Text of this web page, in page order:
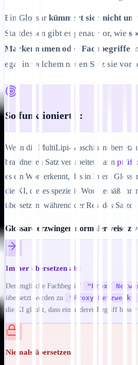
Ein Glossar kümmert sich nicht um
Stattdessen gibt es genau vor, wie
Markennamen oder Fachbegriffe
egal in welchem neuen Satz sie
So funktioniert's:
Wenn die MultiLipi-
brandneuen Satz verarbeitet, dann prüft
es ein Wort erkennt, das in Ihrem
die KI, dieses spezielle Wort gemäß
übersetzen, während der Rest des
Glossare erzwingen normalerweise
Immer übersetzen als:
Der englische Fachbegriff "Proxy
übersetzt werden zu
"Proxy-Netzwerk"
die KI glaubt, dass ein anderer Begriff besser
Niemals übersetzen: